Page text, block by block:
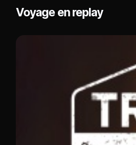
Voyage en replay